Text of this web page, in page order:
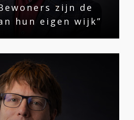
zijn de
hun eigen wijk”